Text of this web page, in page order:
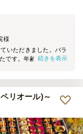
様
いただきました。バラ
です。年齢層広く楽し
続きを表示
リオール)～